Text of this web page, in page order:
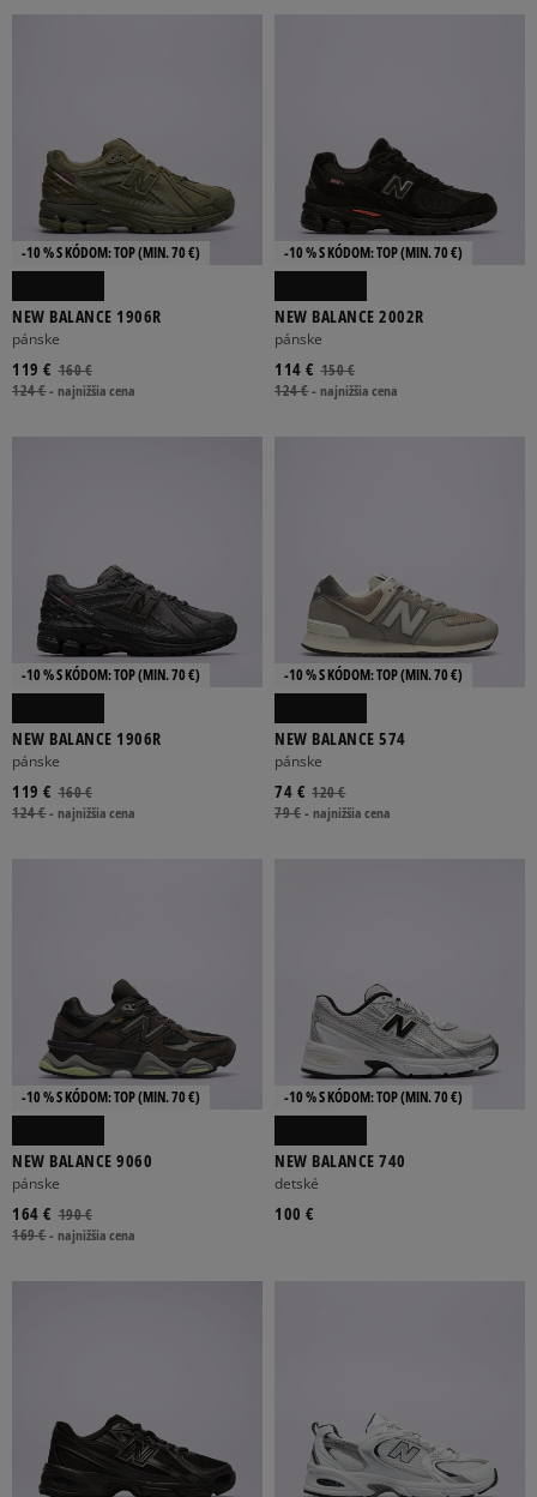
-10 % S KÓDOM: TOP (MIN. 70 €)
NEW BALANCE 1906R
pánske
160 €
119 €
124 €-najnižšia cena
-10 % S KÓDOM: TOP (MIN. 70 €)
NEW BALANCE 2002R
pánske
150 €
114 €
124 €-najnižšia cena
-10 % S KÓDOM: TOP (MIN. 70 €)
NEW BALANCE 1906R
pánske
160 €
119 €
124 €-najnižšia cena
-10 % S KÓDOM: TOP (MIN. 70 €)
NEW BALANCE 574
pánske
120 €
74 €
79 €-najnižšia cena
-10 % S KÓDOM: TOP (MIN. 70 €)
NEW BALANCE 9060
pánske
190 €
164 €
169 €-najnižšia cena
-10 % S KÓDOM: TOP (MIN. 70 €)
NEW BALANCE 740
detské
100 €